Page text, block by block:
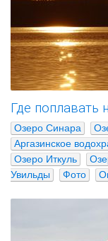
Где поплавать
Озеро Синара
Аргазинское
Озеро Иткуль
Увильды
Фото